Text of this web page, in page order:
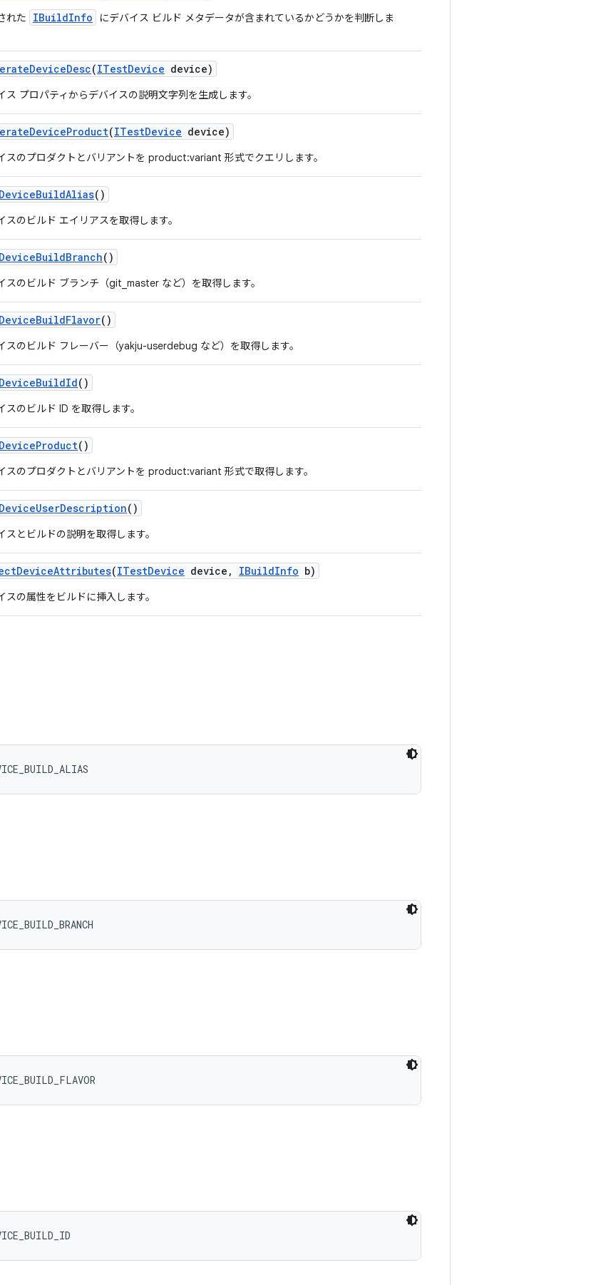
れた IBuildInfo
にデバイス ビルド メタデータが含まれているかどうかを判断しま
DeviceDesc(ITestDevice device)
ス プロパティからデバイスの説明文字列を生成します。
DeviceProduct(ITestDevice device)
スのプロダクトとバリアントを product:variant 形式でクエリします。
DeviceBuildAlias()
スのビルド エイリアスを取得します。
DeviceBuildBranch()
スのビルド ブランチ（git_master など）を取得します。
DeviceBuildFlavor()
スのビルド フレーバー（yakju-userdebug など）を取得します。
DeviceBuildId()
スのビルド ID を取得します。
DeviceProduct()
スのプロダクトとバリアントを product:variant 形式で取得します。
DeviceUserDescription()
スとビルドの説明を取得します。
DeviceAttributes(ITestDevice device , IBuildInfo b)
スの属性をビルドに挿入します。